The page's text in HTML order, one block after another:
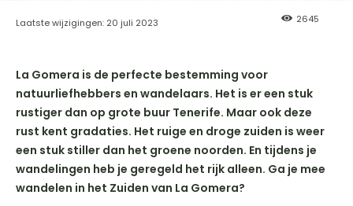
Laatste wijzigingen: 20 juli 2023 2645
La Gomera is de perfecte bestemming voor
natuurliefhebbers en wandelaars. Het is er een stuk
rustiger dan op grote buur Tenerife. Maar ook deze
rust kent gradaties. Het ruige en droge zuiden is weer
een stuk stiller dan het groene noorden. En tijdens je
wandelingen heb je geregeld het rijk alleen. Ga je mee
wandelen in het Zuiden van La Gomera?